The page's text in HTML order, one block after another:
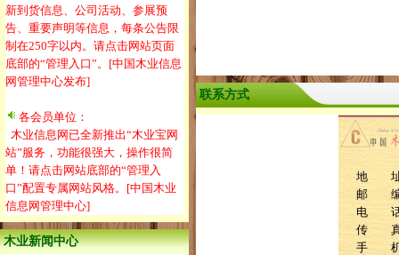
新到货信息、公司活动、参展预
告、重要声明等信息，每条公告限
制在250字以内。请点击网站页面
底部的“管理入口”。[中国木业信息
网管理中心发布]
各会员单位：
木业信息网已全新推出“木业宝网
站”服务，功能很强大，操作很简
单！请点击网站底部的“管理入
口”配置专属网站风格。[中国木业
信息网管理中心]
木业新闻中心
联系方式
地 址
邮 编
电 话
传 真
手 机